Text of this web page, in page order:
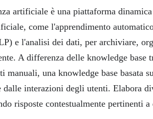
artificiale è una piattaforma
come l'apprendimento
e l'analisi dei dati, per archiviare,
A differenza delle knowledge base
manuali, una knowledge base basata
dalle interazioni degli utenti. Elabora
risposte contestualmente pertinenti a